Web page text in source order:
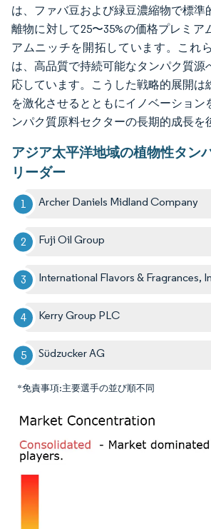
は、ファバ豆および緑豆濃縮物で標準
離物に対して25〜35%の価格プレミア
アムニッチを開拓しています。これ
は、高品質で持続可能なタンパク質源
応しています。こうした戦略的展開は
を激化させるとともにイノベーション
ンパク質原料セクターの長期的成長を
アジア太平洋地域の植物性タン
リーダー
Archer Daniels Midland Company
Fuji Oil Group
International Flavors & Fragrances,
Kerry Group PLC
Südzucker AG
*免責事項:主要選手の並び順不同